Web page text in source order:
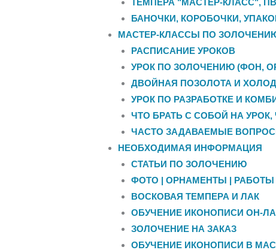
ТЕМПЕРА "МАСТЕР-КЛАСС",
БАНОЧКИ, КОРОБОЧКИ,
МАСТЕР-КЛАССЫ ПО
РАСПИСАНИЕ УРОКОВ
УРОК ПО ЗОЛОЧЕНИЮ (ФОН,
ДВОЙНАЯ ПОЗОЛОТА И
УРОК ПО РАЗРАБОТКЕ И
ЧТО БРАТЬ С СОБОЙ НА
ЧАСТО ЗАДАВАЕМЫЕ
НЕОБХОДИМАЯ ИНФОРМАЦИЯ
СТАТЬИ ПО ЗОЛОЧЕНИЮ
ФОТО | ОРНАМЕНТЫ | РАБОТЫ
ВОСКОВАЯ ТЕМПЕРА И ЛАК
ОБУЧЕНИЕ ИКОНОПИСИ ОН-
ЗОЛОЧЕНИЕ НА ЗАКАЗ
ОБУЧЕНИЕ ИКОНОПИСИ В